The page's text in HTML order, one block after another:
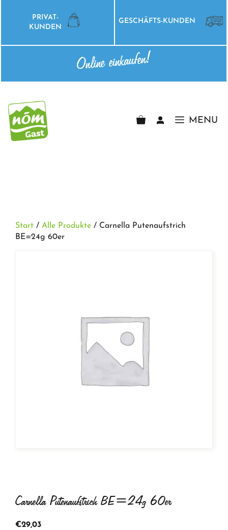
springen
PRIVAT-
KUNDEN
GESCHÄFTS-KUNDEN
Online einkaufen!
MENU
Start / Alle Produkte / Carnella Putenaufstrich
BE=24g 60er
Carnella Putenaufstrich BE=24g 60er
€29,03